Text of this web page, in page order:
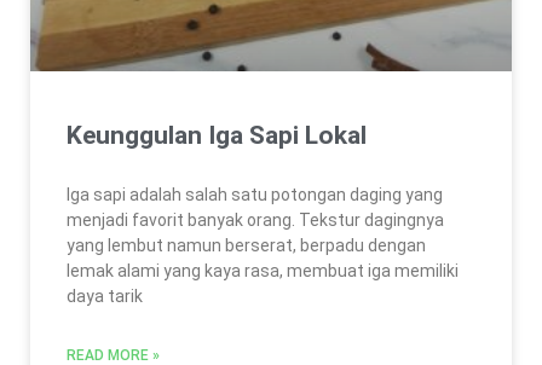
Keunggulan Iga Sapi Lokal
Iga sapi adalah salah satu potongan daging yang
menjadi favorit banyak orang. Tekstur dagingnya
yang lembut namun berserat, berpadu dengan
lemak alami yang kaya rasa, membuat iga memiliki
daya tarik
READ MORE »